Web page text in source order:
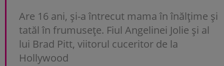
Are 16 ani, și-a întrecut mama în înălțime și
tatăl în frumusețe. Fiul Angelinei Jolie și al
lui Brad Pitt, viitorul cuceritor de la
Hollywood